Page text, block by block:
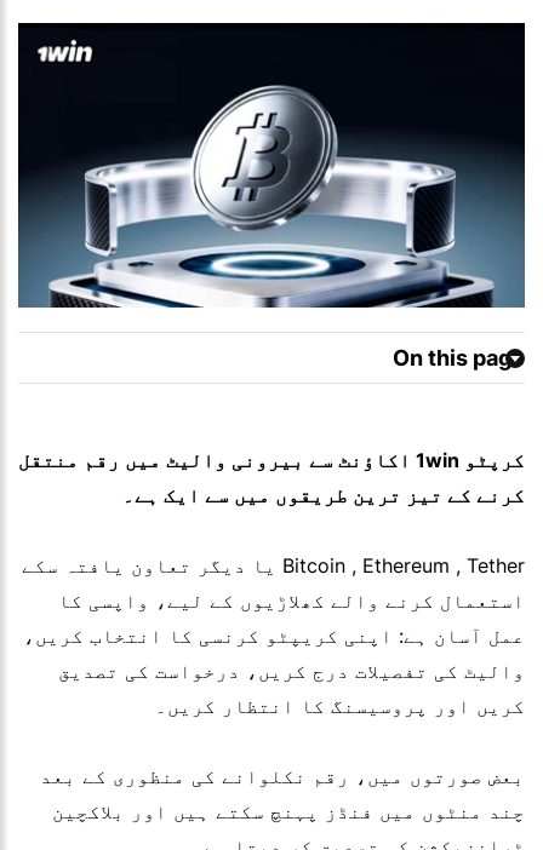
On this page
کرپٹو 1win اکاؤنٹ سے بیرونی والیٹ میں رقم منتقل
کرنے کے تیز ترین طریقوں میں سے ایک ہے۔
Bitcoin , Ethereum , Tether یا دیگر تعاون یافتہ سکے
استعمال کرنے والے کھلاڑیوں کے لیے، واپسی کا
عمل آسان ہے: اپنی کریپٹو کرنسی کا انتخاب کریں،
والیٹ کی تفصیلات درج کریں، درخواست کی تصدیق
کریں اور پروسیسنگ کا انتظار کریں۔
بعض صورتوں میں، رقم نکلوانے کی منظوری کے بعد
چند منٹوں میں فنڈز پہنچ سکتے ہیں اور بلاکچین